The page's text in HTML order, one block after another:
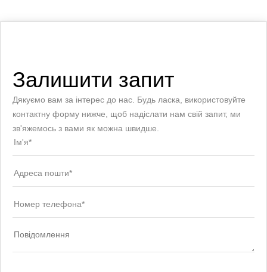
Залишити запит
Дякуємо вам за інтерес до нас. Будь ласка, використовуйте
контактну форму нижче, щоб надіслати нам свій запит, ми
зв'яжемось з вами як можна швидше.